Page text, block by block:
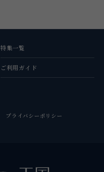
特集一覧
ご利用ガイド
プライバシーポリシー